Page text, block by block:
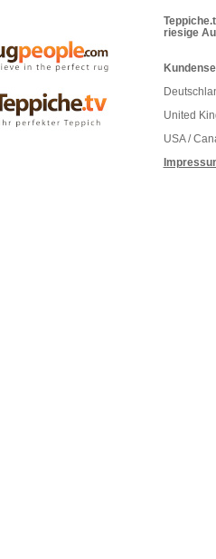
riesige
United
USA /